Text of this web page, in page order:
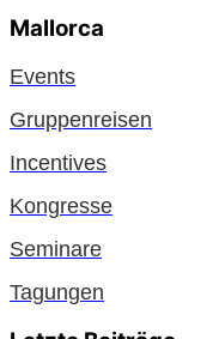
Mallorca
Events
Gruppenreisen
Incentives
Kongresse
Seminare
Tagungen